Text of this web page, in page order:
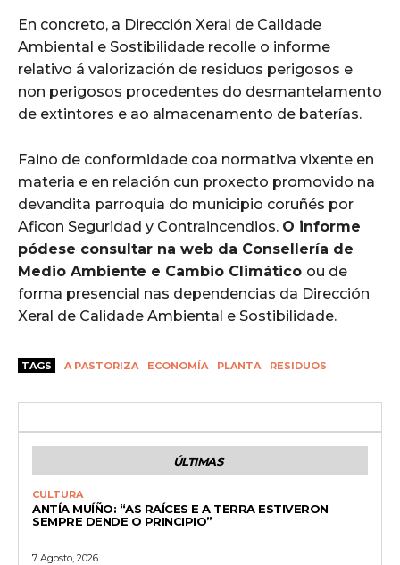
En concreto, a Dirección Xeral de Calidade
Ambiental e Sostibilidade recolle o informe
relativo á valorización de residuos perigosos e
non perigosos procedentes do desmantelamento
de extintores e ao almacenamento de baterías.
Faino de conformidade coa normativa vixente en
materia e en relación cun proxecto promovido na
devandita parroquia do municipio coruñés por
Aficon Seguridad y Contraincendios. O informe
pódese consultar na web da Consellería de
Medio Ambiente e Cambio Climático ou de
forma presencial nas dependencias da Dirección
Xeral de Calidade Ambiental e Sostibilidade.
TAGS A PASTORIZA ECONOMÍA PLANTA RESIDUOS
ÚLTIMAS
CULTURA
ANTÍA MUÍÑO: “AS RAÍCES E A TERRA ESTIVERON
SEMPRE DENDE O PRINCIPIO”
7 Agosto, 2026